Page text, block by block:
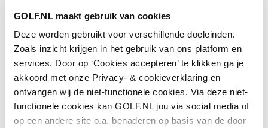
GOLF.NL maakt gebruik van cookies
Deze worden gebruikt voor verschillende doeleinden.
Zoals inzicht krijgen in het gebruik van ons platform en
services. Door op ‘Cookies accepteren’ te klikken ga je
akkoord met onze Privacy- & cookieverklaring en
ontvangen wij de niet-functionele cookies. Via deze niet-
functionele cookies kan GOLF.NL jou via social media of
op een andere site o.a. benaderen op basis van de door
Lees meer over
Golfregels